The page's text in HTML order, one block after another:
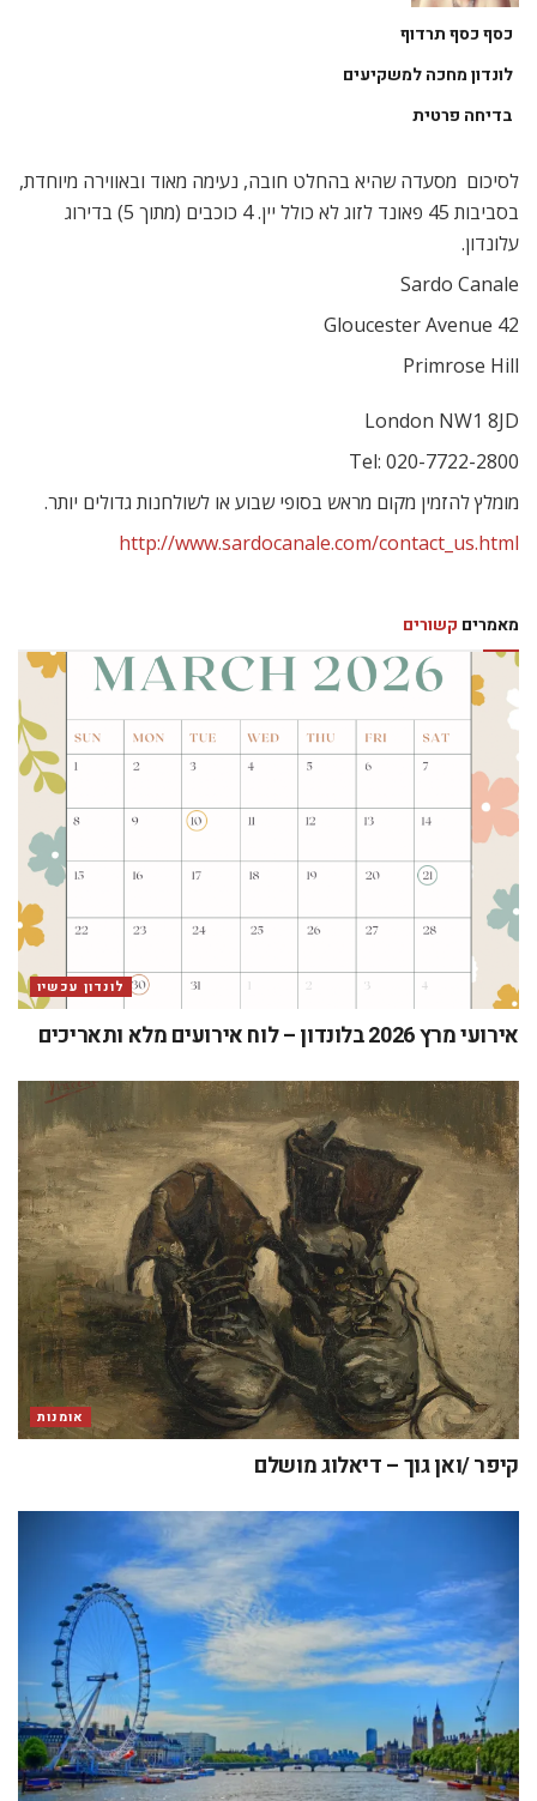
כסף כסף תרדוף
לונדון מחכה למשקיעים
בדיחה פרטית
לסיכום  מסעדה שהיא בהחלט חובה, נעימה מאוד ובאווירה מיוחדת,
בסביבות 45 פאונד לזוג לא כולל יין. 4 כוכבים (מתוך 5) בדירוג
עלונדון.
Sardo Canale
42 Gloucester Avenue
Primrose Hill
London NW1 8JD
Tel: 020-7722-2800
מומלץ להזמין מקום מראש בסופי שבוע או לשולחנות גדולים יותר.
http://www.sardocanale.com/contact_us.html
מאמרים קשורים
לונדון עכשיו
אירועי מרץ 2026 בלונדון – לוח אירועים מלא ותאריכים
אומנות
קיפר /ואן גוך – דיאלוג מושלם